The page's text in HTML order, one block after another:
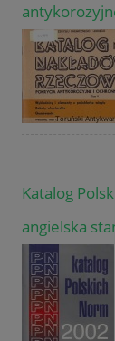
Katalog
angielska